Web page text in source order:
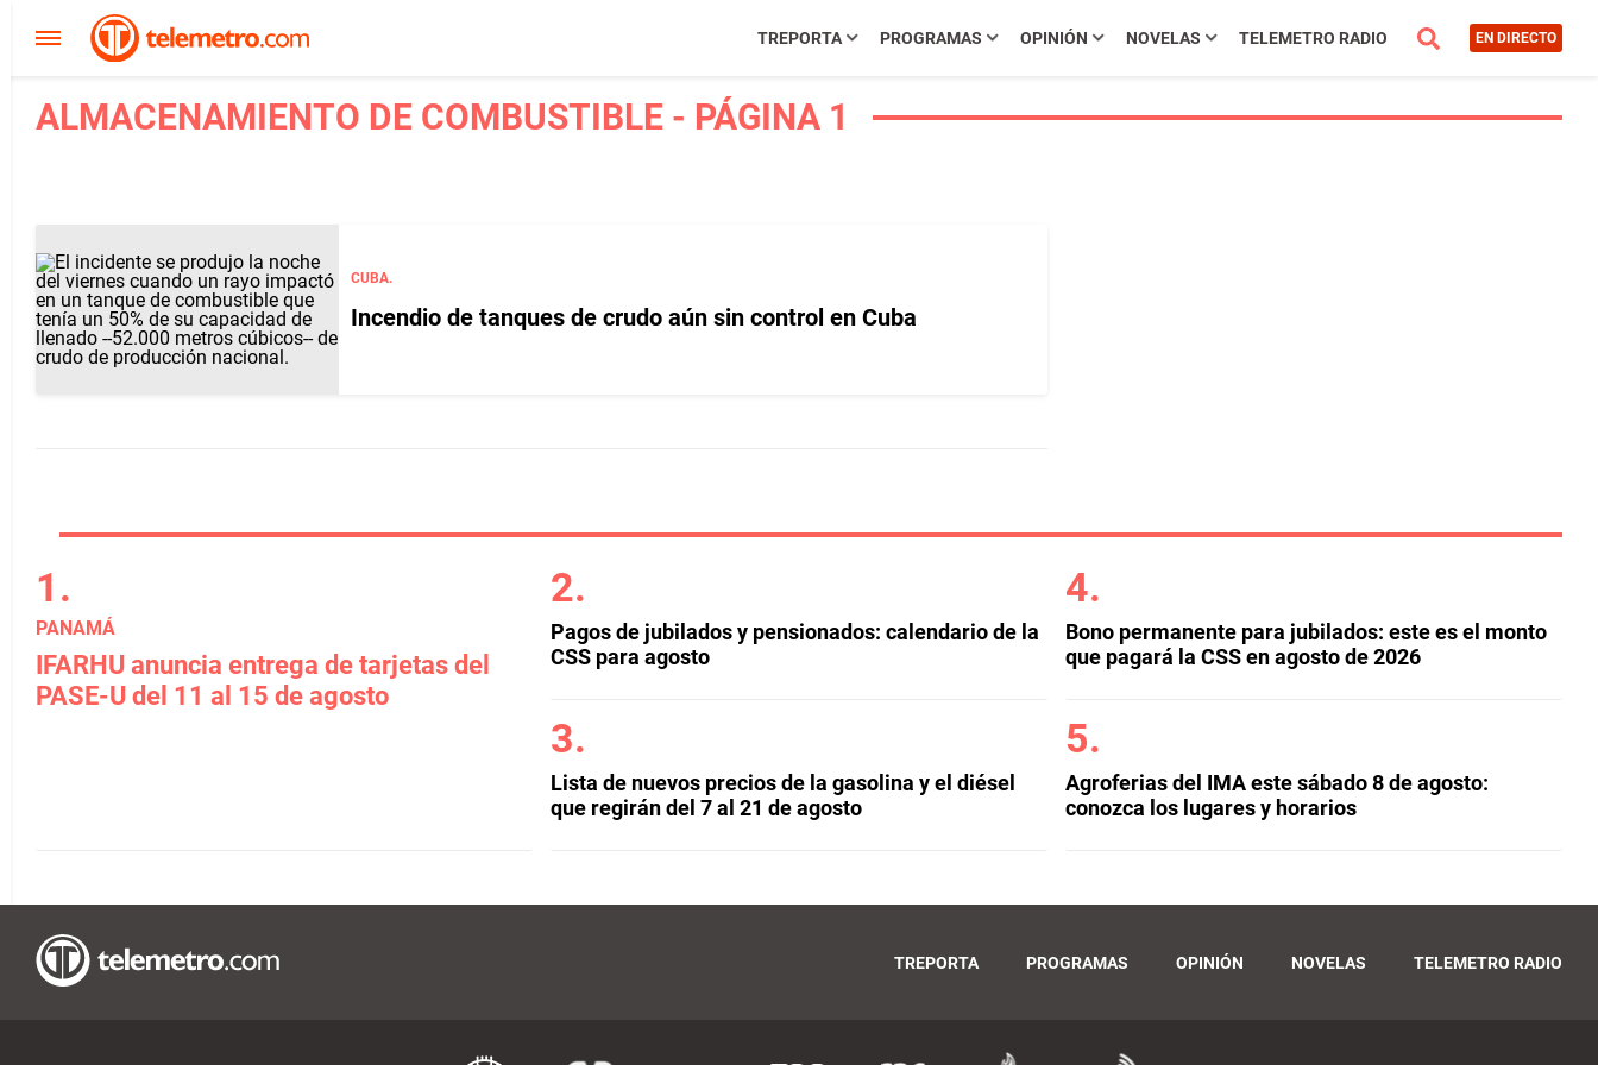
TREPORTA PROGRAMAS OPINIÓN NOVELAS TELEMETRO RADIO EN DIRECTO
ALMACENAMIENTO DE COMBUSTIBLE - PÁGINA 1
CUBA.
Incendio de tanques de crudo aún sin control en Cuba
PANAMÁ
IFARHU anuncia entrega de tarjetas del
PASE-U del 11 al 15 de agosto
Pagos de jubilados y pensionados: calendario de la
CSS para agosto
Lista de nuevos precios de la gasolina y el diésel
que regirán del 7 al 21 de agosto
Bono permanente para jubilados: este es el monto
que pagará la CSS en agosto de 2026
Agroferias del IMA este sábado 8 de agosto:
conozca los lugares y horarios
TREPORTA PROGRAMAS OPINIÓN NOVELAS TELEMETRO RADIO